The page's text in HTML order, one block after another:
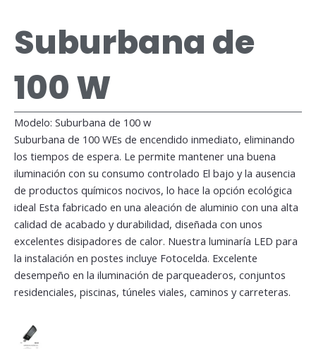
Suburbana de
100 W
Modelo: Suburbana de 100 w
Suburbana de 100 WEs de encendido inmediato, eliminando
los tiempos de espera. Le permite mantener una buena
iluminación con su consumo controlado El bajo y la ausencia
de productos químicos nocivos, lo hace la opción ecológica
ideal Esta fabricado en una aleación de aluminio con una alta
calidad de acabado y durabilidad, diseñada con unos
excelentes disipadores de calor. Nuestra luminaría LED para
la instalación en postes incluye Fotocelda. Excelente
desempeño en la iluminación de parqueaderos, conjuntos
residenciales, piscinas, túneles viales, caminos y carreteras.